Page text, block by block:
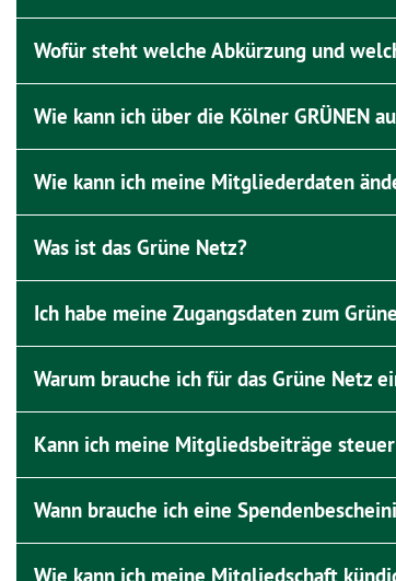
Wofür steht welche Abkürzung und
Wie kann ich über die Kölner GRÜNEN
Wie kann ich meine Mitgliederdaten
Was ist das Grüne Netz?
Ich habe meine Zugangsdaten zum
Warum brauche ich für das Grüne Netz
Kann ich meine Mitgliedsbeiträge
Wann brauche ich eine